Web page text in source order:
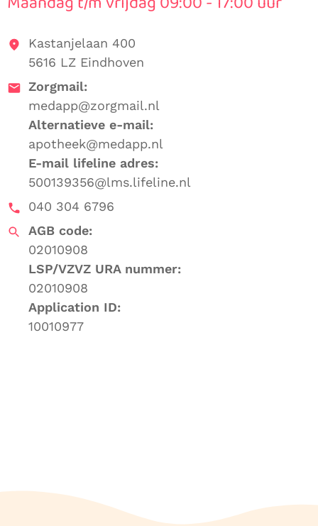
apothekersassistenten de medicatie en relevante
hiermee een medicatieprofiel op, maar leggen ook de
logistieke en financiële voorkeuren van de patiënt
vast. Zo weten patiënten precies waar ze aan toe zijn.
Kastanjelaan 400
5616 LZ Eindhoven
Zorgmail:
medapp@zorgmail.nl
Alternatieve e-mail:
apotheek@medapp.nl
E-mail lifeline adres:
500139356@lms.lifeline.nl
040 304 6796
AGB code:
02010908
LSP/VZVZ URA nummer:
02010908
Application ID:
10010977